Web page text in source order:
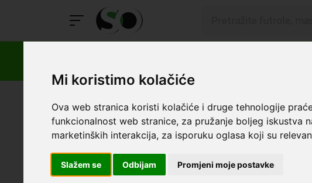
Mi koristimo kolačiće
Ova web stranica koristi kolačiće i druge tehnologije
funkcionalnost web stranice, za pružanje boljeg iskustva
marketinških interakcija, za isporuku oglasa koji su
Slažem se Odbijam Promjeni moje postavke